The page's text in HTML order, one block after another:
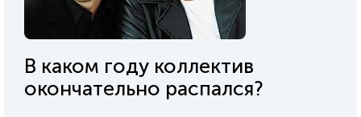
В каком году коллектив
окончательно распался?